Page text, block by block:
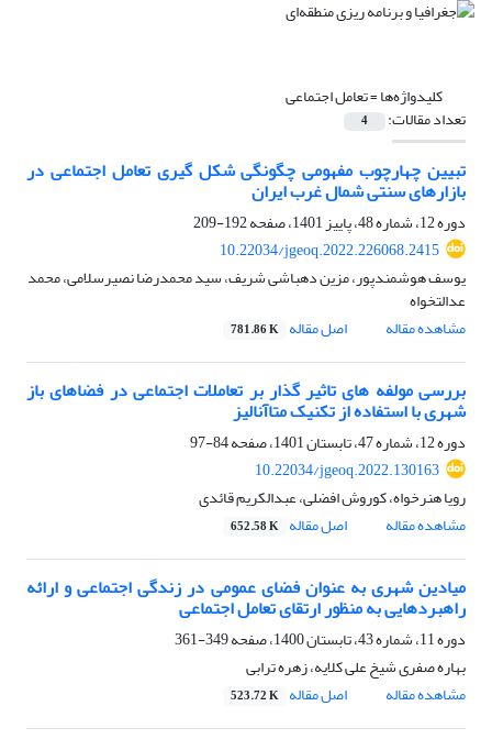
کلیدواژه‌ها =تعامل اجتماعی
تعداد مقالات: 4
تبیین چهارچوب مفهومی چگونگی شکل گیری تعامل اجتماعی در
بازارهای سنتی شمال غرب ایران
دوره 12، شماره 48، پاییز 1401، صفحه
192-209
10.22034/jgeoq.2022.226068.2415
یوسف هوشمندپور، مزین دهباشی شریف، سید محمدرضا نصیرسلامی، محمد
عدالتخواه
مشاهده مقاله
اصل مقاله 781.86 K
بررسی مولفه های تاثیر گذار بر تعاملات اجتماعی در فضاهای باز
شهری با استفاده از تکنیک متاآنالیز
دوره 12، شماره 47، تابستان 1401، صفحه
84-97
10.22034/jgeoq.2022.130163
رویا هنرخواه، کوروش افضلی، عبدالکریم قائدی
مشاهده مقاله
اصل مقاله 652.58 K
میادین شهری به عنوان فضای عمومی در زندگی اجتماعی و ارائه
راهبردهایی به منظور ارتقای تعامل اجتماعی
دوره 11، شماره 43، تابستان 1400، صفحه
349-361
بهاره صفری شیخ علی کلایه، زهره ترابی
مشاهده مقاله
اصل مقاله 523.72 K